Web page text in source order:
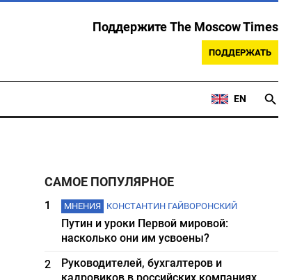
Поддержите The Moscow Times
ПОДДЕРЖАТЬ
EN
САМОЕ ПОПУЛЯРНОЕ
1 МНЕНИЯ КОНСТАНТИН ГАЙВОРОНСКИЙ
Путин и уроки Первой мировой:
насколько они им усвоены?
2
Руководителей, бухгалтеров и